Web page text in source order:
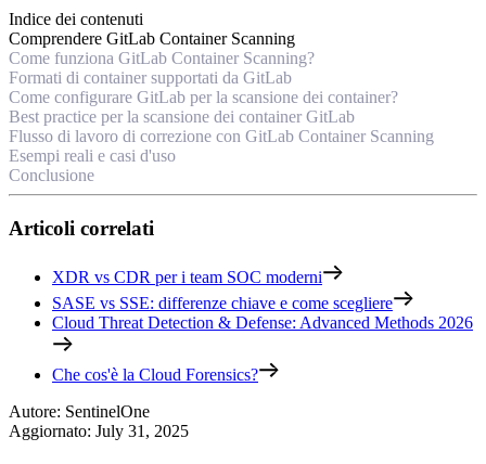
Indice dei contenuti
Comprendere GitLab Container Scanning
Come funziona GitLab Container Scanning?
Formati di container supportati da GitLab
Come configurare GitLab per la scansione dei container?
Best practice per la scansione dei container GitLab
Flusso di lavoro di correzione con GitLab Container Scanning
Esempi reali e casi d'uso
Conclusione
Articoli correlati
XDR vs CDR per i team SOC moderni
SASE vs SSE: differenze chiave e come scegliere
Cloud Threat Detection & Defense: Advanced Methods 2026
Che cos'è la Cloud Forensics?
Autore: SentinelOne
Aggiornato: July 31, 2025